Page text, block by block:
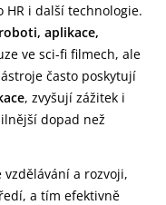
i další technologie.
aplikace,
ve sci-fi filmech, ale
často poskytují
, zvyšují zážitek i
dopad než
a rozvoji,
a tím efektivně